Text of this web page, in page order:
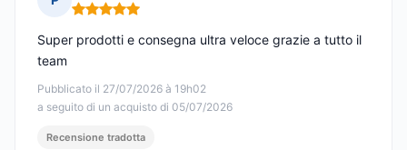
Nota: 5 su 5
Pubblicato il 27/07/2026 à 19h02
a seguito di un acquisto di 05/07/2026
Super prodotti e consegna ultra veloce grazie a tutto il
team
Recensione tradotta